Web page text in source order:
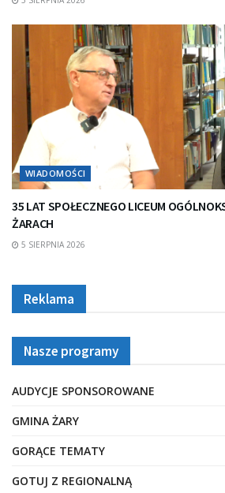
WIADOMOŚCI
35 LAT SPOŁECZNEGO LICEUM
ŻARACH
5 SIERPNIA 2026
Reklama
Nasze programy
AUDYCJE SPONSOROWANE
GMINA ŻARY
GORĄCE TEMATY
GOTUJ Z REGIONALNĄ